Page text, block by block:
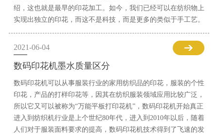
绍，这也就是最早的印花加工。如今，我们已经可以在纺织物上
实现出独立的印花，而这不是科技，而是更多的类似于手工艺。
2021-06-04
数码印花机墨水质量区分
数码印花机可以从事服装行业的家用纺织品的印花，服装的个性
印花，产品的打样印花等，因其在纺织服装领域应用比较广泛，
所以它又可以被称为“万能平板打印花机”，数码印花机开始真正
进入到纺织机行业是上个世纪80年代，进入到2010年以后，随着
人们对于服装面料要求的提高，数码印花机技术得到了飞速的发